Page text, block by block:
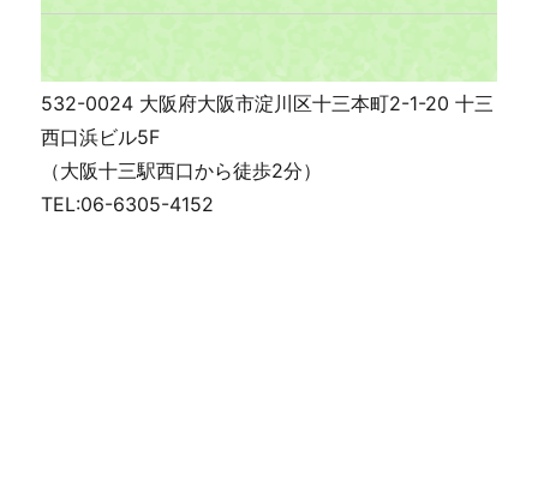
532-0024 大阪府大阪市淀川区十三本町2-1-20 十三
西口浜ビル5F
（大阪十三駅西口から徒歩2分）
TEL:06-6305-4152